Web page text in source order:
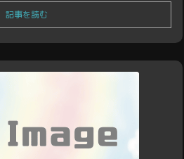
記事を読む